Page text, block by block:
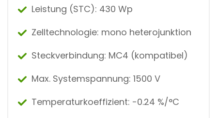
Leistung (STC): 430 Wp
Zelltechnologie: mono heterojunktion
Steckverbindung: MC4 (kompatibel)
Max. Systemspannung: 1500 V
Temperaturkoeffizient: -0.24 %/°C